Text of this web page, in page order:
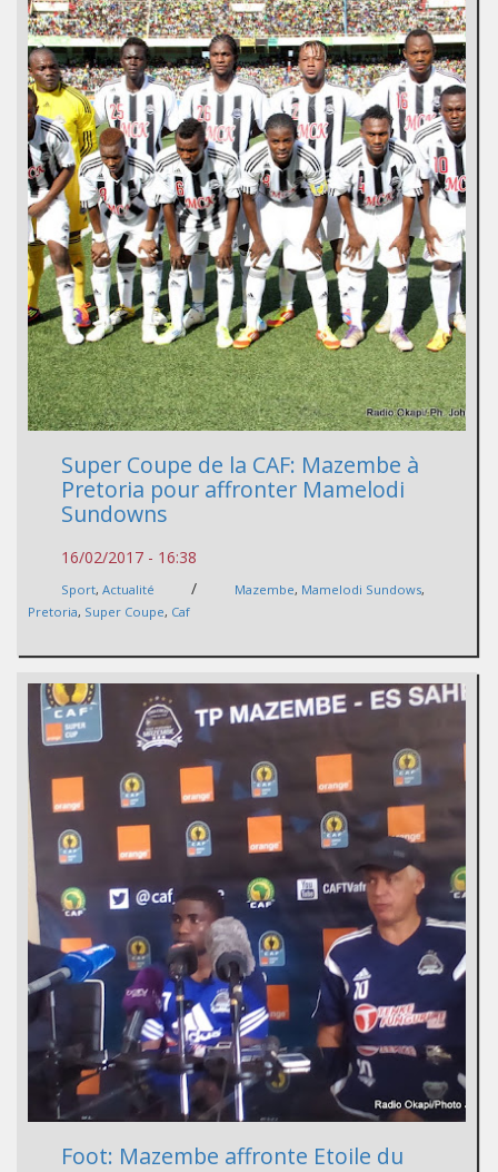
Super Coupe de la CAF: Mazembe à
Pretoria pour affronter Mamelodi
Sundowns
16/02/2017 - 16:38
Sport, Actualité / Mazembe, Mamelodi Sundows,
Pretoria, Super Coupe, Caf
Foot: Mazembe affronte Etoile du